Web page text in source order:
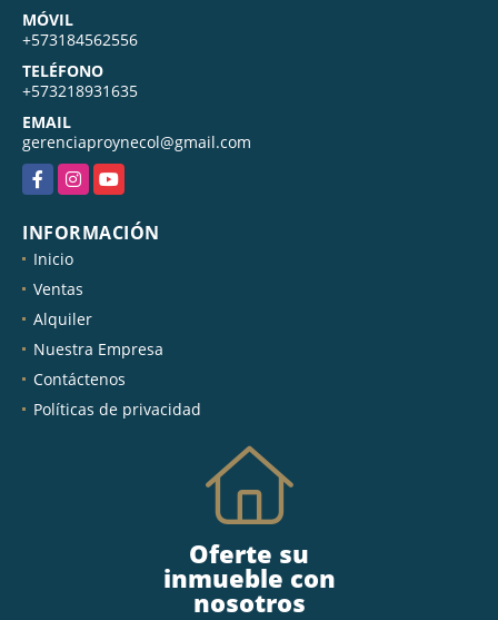
MÓVIL
+573184562556
TELÉFONO
+573218931635
EMAIL
gerenciaproynecol@gmail.com
FacebookInstagramYouTube
INFORMACIÓN
Inicio
Ventas
Alquiler
Nuestra Empresa
Contáctenos
Políticas de privacidad
Oferte su
inmueble con
nosotros